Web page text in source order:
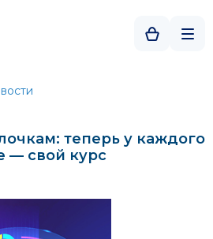
теперь у каждого
— свой курс